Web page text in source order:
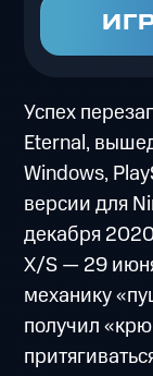
Успех
Eternal,
Windows,
версии для
декабря
X/S — 29
механику
получил